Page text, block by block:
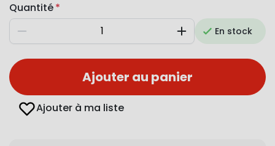
Quantité
Diminuer AugmenterEn stock
Ajouter au panier
Ajouter à ma liste